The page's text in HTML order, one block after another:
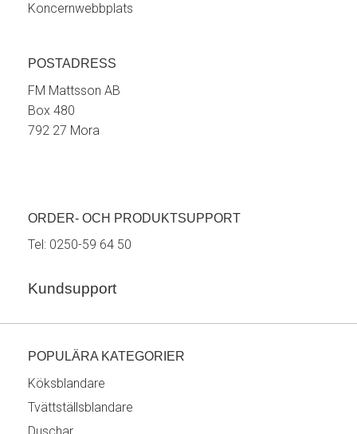
Koncernwebbplats
POSTADRESS
FM Mattsson AB
Box 480
792 27 Mora
ORDER- OCH PRODUKTSUPPORT
Tel: 0250-59 64 50
Kundsupport
POPULÄRA KATEGORIER
Köksblandare
Tvättställsblandare